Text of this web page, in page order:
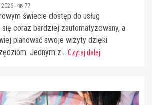
77
świecie dostęp do usług
coraz bardziej zautomatyzowany, a
planować swoje wizyty dzięki
Jednym z... Czytaj dalej